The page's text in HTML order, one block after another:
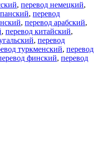
, перевод немецкий,
, перевод
, перевод арабский,
, перевод китайский,
, перевод
туркменский, перевод
финский, перевод